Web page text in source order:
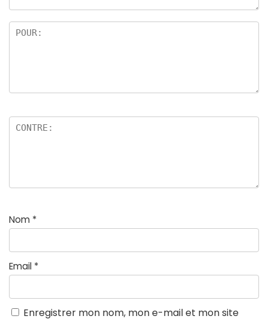
Nom *
Email *
Enregistrer mon nom, mon e-mail et mon site